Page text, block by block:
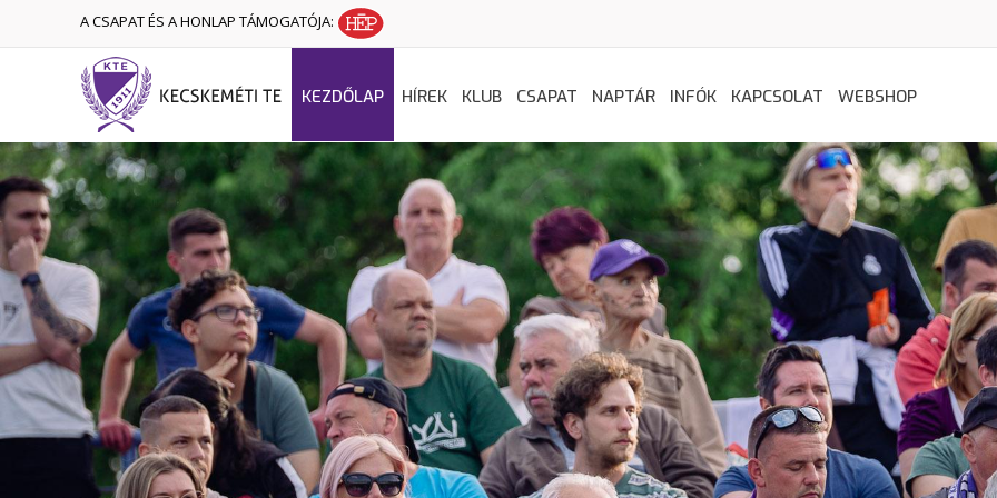
A CSAPAT ÉS A HONLAP TÁMOGATÓJA:
KEZDŐLAP HÍREK KLUB CSAPAT NAPTÁR INFÓK KAPCSOLAT WEBSHOP